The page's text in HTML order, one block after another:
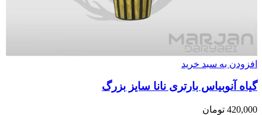
افزودن به سبد خرید
گیاه آنوبیاس بارتری نانا سایز بزرگ
420,000 تومان